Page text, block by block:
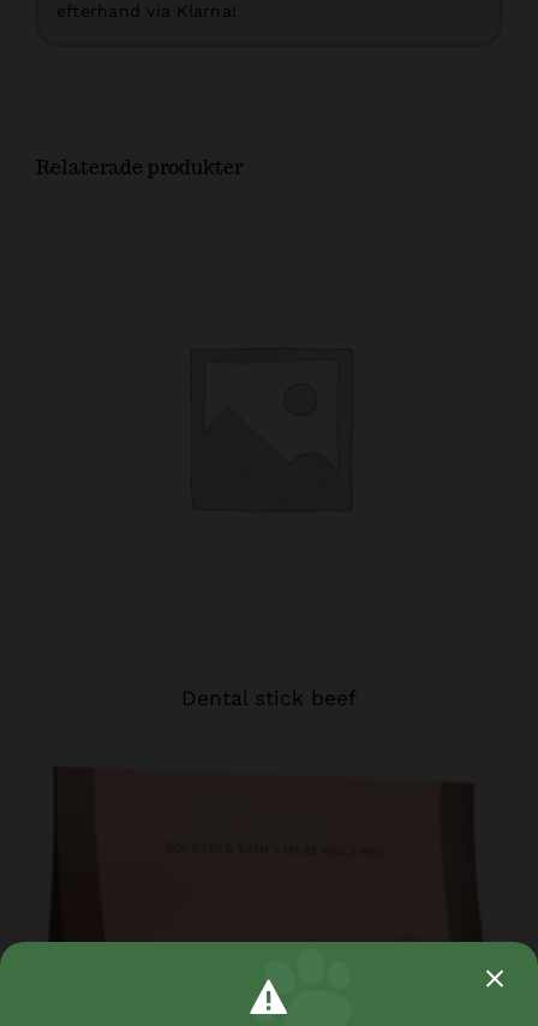
efterhand via Klarna!
Relaterade produkter
Dental stick beef